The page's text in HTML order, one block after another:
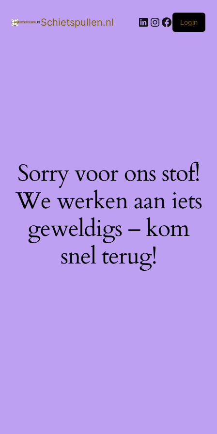
Schietspullen.nl LinkedIn
Instagram
Facebook
Login
Sorry voor ons stof!
We werken aan iets
geweldigs – kom
snel terug!